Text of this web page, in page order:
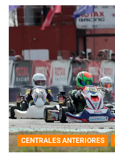
CENTRALES ANTERIORES